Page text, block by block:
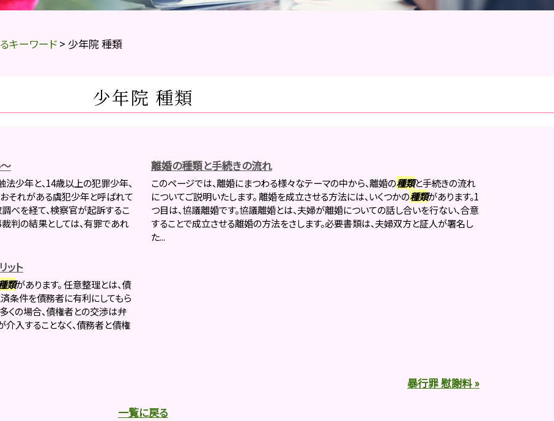
キーワード > 少年院 種類
少年院 種類
少年と、14歳以上の犯罪少年、
それがある虞犯少年と呼ばれて
べを経て、検察官が起訴するこ
判の結果としては、有罪であれ
離婚の種類と手続きの流れ
このページでは、離婚にまつわる様々なテーマの中から、離婚の種類と手続きの流れ
についてご説明いたします。 離婚を成立させる方法には、いくつかの種類があります。1
つ目は、協議離婚です。協議離婚とは、夫婦が離婚についての話し合いを行ない、合意
することで成立させる離婚の方法をさします。必要書類は、夫婦双方と証人が署名し
た...
ット
類があります。 任意整理とは、債
条件を債務者に有利にしてもら
くの場合、債権者との交渉は弁
入することなく、債務者と債権
暴行罪 慰謝料 »
一覧に戻る